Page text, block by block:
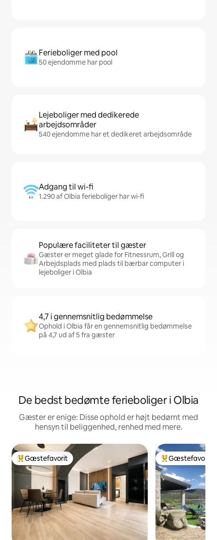
Ferieboliger med pool
50 ejendomme har pool
Lejeboliger med dedikerede
arbejdsområder
540 ejendomme har et dedikeret arbejdsområde
Adgang til wi-fi
1.290 af Olbia ferieboliger har wi-fi
Populære faciliteter til gæster
Gæster er meget glade for Fitnessrum, Grill og
Arbejdsplads med plads til bærbar computer i
lejeboliger i Olbia
4,7 i gennemsnitlig bedømmelse
Ophold i Olbia får en gennemsnitlig bedømmelse
på 4,7 ud af 5 fra gæster
De bedst bedømte ferieboliger i Olbia
Gæster er enige: Disse ophold er højt bedømt med
hensyn til beliggenhed, renhed med mere.
Bedste gæstefavorit
Gæstefavorit Bedste
Gæstefavorit